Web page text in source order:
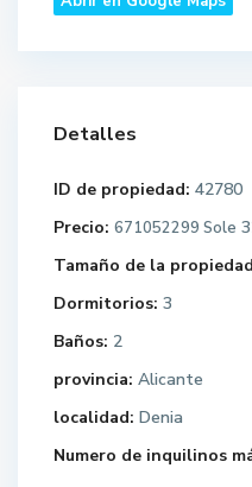
Detalles
ID de propiedad: 42780
Precio: 671052299 Sole
Tamaño de la
Dormitorios: 3
Baños: 2
provincia: Alicante
localidad: Denia
Numero de inquilinos